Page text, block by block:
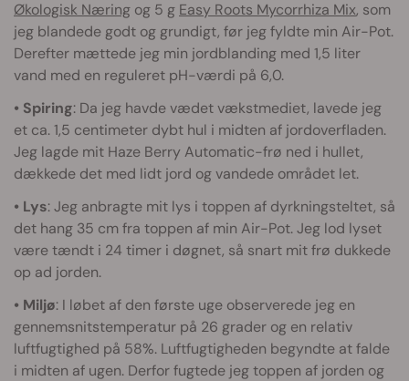
Økologisk Næring og 5 g Easy Roots Mycorrhiza Mix, som
jeg blandede godt og grundigt, før jeg fyldte min Air-Pot.
Derefter mættede jeg min jordblanding med 1,5 liter
vand med en reguleret pH-værdi på 6,0.
• Spiring: Da jeg havde vædet vækstmediet, lavede jeg
et ca. 1,5 centimeter dybt hul i midten af jordoverfladen.
Jeg lagde mit Haze Berry Automatic-frø ned i hullet,
dækkede det med lidt jord og vandede området let.
• Lys: Jeg anbragte mit lys i toppen af dyrkningsteltet, så
det hang 35 cm fra toppen af min Air-Pot. Jeg lod lyset
være tændt i 24 timer i døgnet, så snart mit frø dukkede
op ad jorden.
• Miljø: I løbet af den første uge observerede jeg en
gennemsnitstemperatur på 26 grader og en relativ
luftfugtighed på 58%. Luftfugtigheden begyndte at falde
i midten af ugen. Derfor fugtede jeg toppen af jorden og